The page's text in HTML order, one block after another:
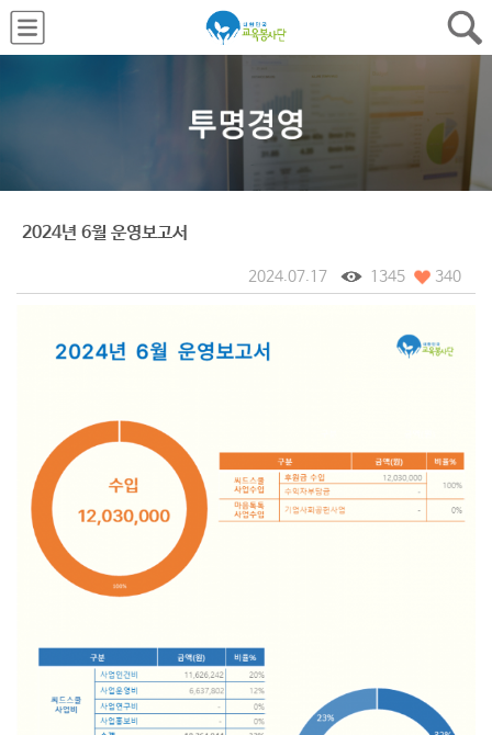
2024년 6월 운영보고서
2024.07.17 1345 340